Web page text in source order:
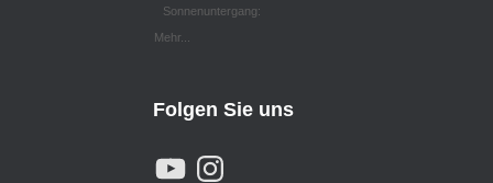
Sonnenuntergang:
Mehr...
Folgen Sie uns
Y
O
N